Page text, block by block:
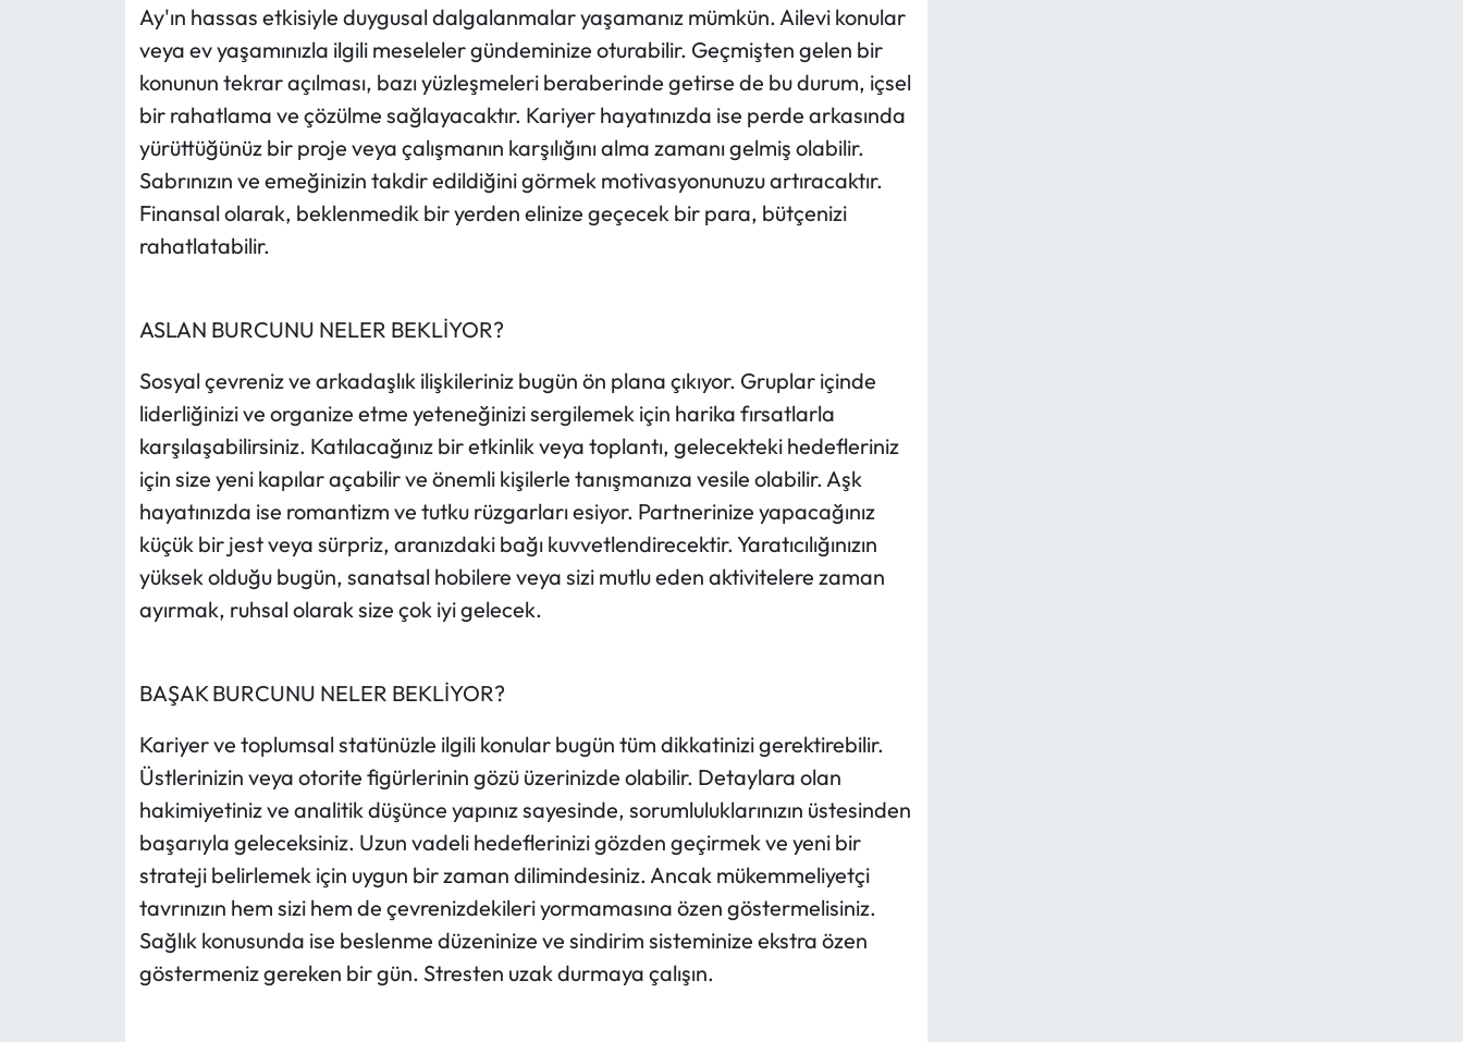
Ay'ın hassas etkisiyle duygusal dalgalanmalar yaşamanız mümkün. Ailevi konular
veya ev yaşamınızla ilgili meseleler gündeminize oturabilir. Geçmişten gelen bir
konunun tekrar açılması, bazı yüzleşmeleri beraberinde getirse de bu durum, içsel
bir rahatlama ve çözülme sağlayacaktır. Kariyer hayatınızda ise perde arkasında
yürüttüğünüz bir proje veya çalışmanın karşılığını alma zamanı gelmiş olabilir.
Sabrınızın ve emeğinizin takdir edildiğini görmek motivasyonunuzu artıracaktır.
Finansal olarak, beklenmedik bir yerden elinize geçecek bir para, bütçenizi
rahatlatabilir.
ASLAN BURCUNU NELER BEKLİYOR?
Sosyal çevreniz ve arkadaşlık ilişkileriniz bugün ön plana çıkıyor. Gruplar içinde
liderliğinizi ve organize etme yeteneğinizi sergilemek için harika fırsatlarla
karşılaşabilirsiniz. Katılacağınız bir etkinlik veya toplantı, gelecekteki hedefleriniz
için size yeni kapılar açabilir ve önemli kişilerle tanışmanıza vesile olabilir. Aşk
hayatınızda ise romantizm ve tutku rüzgarları esiyor. Partnerinize yapacağınız
küçük bir jest veya sürpriz, aranızdaki bağı kuvvetlendirecektir. Yaratıcılığınızın
yüksek olduğu bugün, sanatsal hobilere veya sizi mutlu eden aktivitelere zaman
ayırmak, ruhsal olarak size çok iyi gelecek.
BAŞAK BURCUNU NELER BEKLİYOR?
Kariyer ve toplumsal statünüzle ilgili konular bugün tüm dikkatinizi gerektirebilir.
Üstlerinizin veya otorite figürlerinin gözü üzerinizde olabilir. Detaylara olan
hakimiyetiniz ve analitik düşünce yapınız sayesinde, sorumluluklarınızın üstesinden
başarıyla geleceksiniz. Uzun vadeli hedeflerinizi gözden geçirmek ve yeni bir
strateji belirlemek için uygun bir zaman dilimindesiniz. Ancak mükemmeliyetçi
tavrınızın hem sizi hem de çevrenizdekileri yormamasına özen göstermelisiniz.
Sağlık konusunda ise beslenme düzeninize ve sindirim sisteminize ekstra özen
göstermeniz gereken bir gün. Stresten uzak durmaya çalışın.